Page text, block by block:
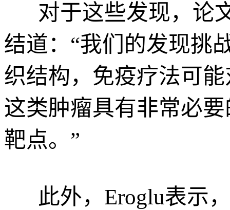
对于这些发现，论
结道：“我们的发现挑
织结构，免疫疗法可
这类肿瘤具有非常必
靶点。”
此外，Eroglu表示，